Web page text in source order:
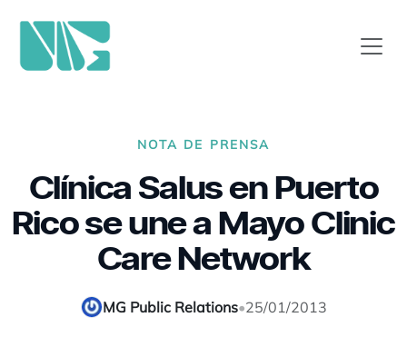
NOTA DE PRENSA
Clínica Salus en Puerto
Rico se une a Mayo Clinic
Care Network
MG Public Relations•25/01/2013